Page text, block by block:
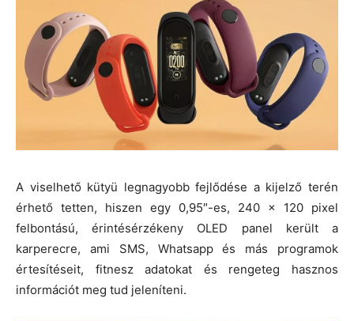
A viselhető kütyü legnagyobb fejlődése a kijelző terén
érhető tetten, hiszen egy 0,95″-es, 240 x 120 pixel
felbontású, érintésérzékeny OLED panel került a
karperecre, ami SMS, Whatsapp és más programok
értesítéseit, fitnesz adatokat és rengeteg hasznos
információt meg tud jeleníteni.